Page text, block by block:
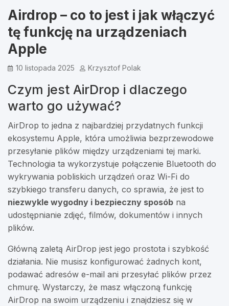
Airdrop – co to jest i jak włączyć
tę funkcję na urządzeniach
Apple
10 listopada 2025 Krzysztof Polak
Czym jest AirDrop i dlaczego
warto go używać?
AirDrop to jedna z najbardziej przydatnych funkcji
ekosystemu Apple, która umożliwia bezprzewodowe
przesyłanie plików między urządzeniami tej marki.
Technologia ta wykorzystuje połączenie Bluetooth do
wykrywania pobliskich urządzeń oraz Wi-Fi do
szybkiego transferu danych, co sprawia, że jest to
niezwykle wygodny i bezpieczny sposób na
udostępnianie zdjęć, filmów, dokumentów i innych
plików.
Główną zaletą AirDrop jest jego prostota i szybkość
działania. Nie musisz konfigurować żadnych kont,
podawać adresów e-mail ani przesyłać plików przez
chmurę. Wystarczy, że masz włączoną funkcję
AirDrop na swoim urządzeniu i znajdziesz się w